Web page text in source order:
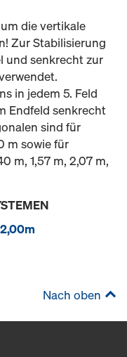
die vertikale
Zur Stabilisierung
und senkrecht zur
in jedem 5. Feld
Endfeld senkrecht
sind für
m sowie für
m, 1,57 m, 2,07 m,
Nach oben